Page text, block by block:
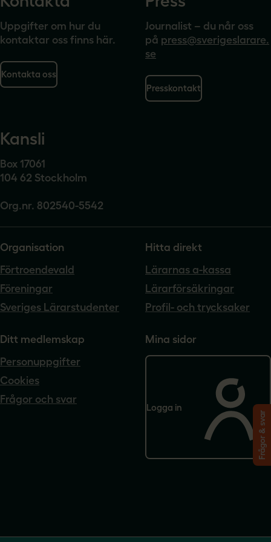
Uppgifter om hur du
kontaktar oss finns här.
Kontakta oss
Journalist – du når oss
på press@sverigeslarare.
se
Presskontakt
Kansli
Box 17061
104 62 Stockholm
Org.nr. 802540-5542
Organisation
Förtroendevald
Föreningar
Sveriges Lärarstudenter
Hitta direkt
Lärarnas a-kassa
Lärarförsäkringar
Profil- och trycksaker
Ditt medlemskap
Personuppgifter
Cookies
Frågor och svar
Mina sidor
Logga in
Frågor & svar